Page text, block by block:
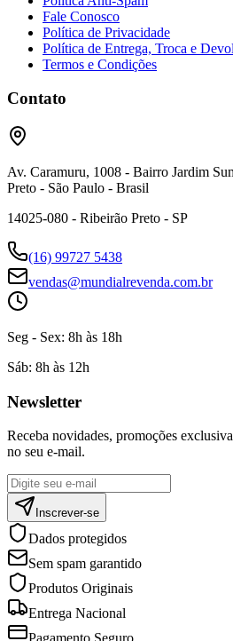
Fale Conosco
Política de Privacidade
Política de Entrega, Troca e
Termos e Condições
Contato
Av. Caramuru, 1008 - Bairro Jardim
Preto - São Paulo - Brasil
14025-080 - Ribeirão Preto - SP
(16) 99727 5438
vendas@mundialrevenda.com.br
Seg - Sex: 8h às 18h
Sáb: 8h às 12h
Newsletter
Receba novidades, promoções
no seu e-mail.
Inscrever-se
Dados protegidos
Sem spam garantido
Produtos Originais
Entrega Nacional